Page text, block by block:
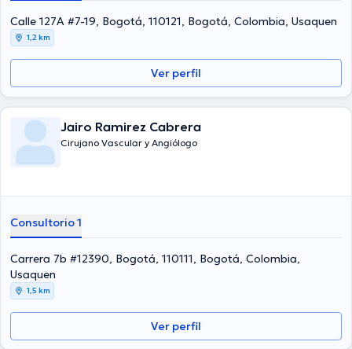
Calle 127A #7-19, Bogotá, 110121, Bogotá, Colombia, Usaquen
1,2 km
Ver perfil
Jairo Ramirez Cabrera
Cirujano Vascular y Angiólogo
Consultorio 1
Carrera 7b #12390, Bogotá, 110111, Bogotá, Colombia,
Usaquen
1,5 km
Ver perfil